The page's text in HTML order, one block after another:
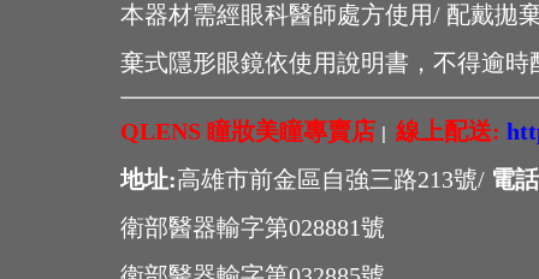
本器材需經眼科醫師處方使用/ 配戴拋
棄式隱形眼鏡依使用說明書，不得逾時
QLENS 瞳妝美瞳專賣店 | 線上配送:
地址:高雄市前金區自強三路213號/ 電
衛部醫器輸字第028881號